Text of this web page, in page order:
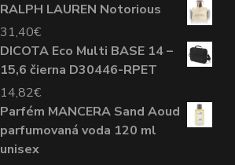
RALPH LAUREN Notorious
31,40€
DICOTA Eco Multi BASE 14 –
15,6 čierna D30446-RPET
14,82€
Parfém MANCERA Sand Aoud
parfumovaná voda 120 ml
unisex